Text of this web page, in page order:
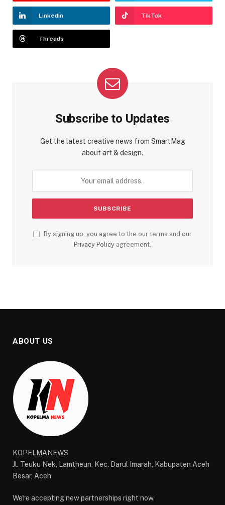
LinkedIn TikTok
Threads
Subscribe to Updates
Get the latest creative news from SmartMag
about art & design.
By signing up, you agree to the our terms and our
Privacy Policy agreement.
ABOUT US
KOPELMANEWS
Jl. Teuku Nek, Lamtheun, Kec. Darul Imarah, Kabupaten Aceh
Besar, Aceh
We're accepting new partnerships right now.